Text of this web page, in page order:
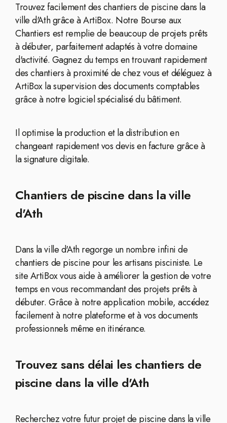
Trouvez facilement des chantiers de piscine dans la
ville d'Ath grâce à ArtiBox. Notre Bourse aux
Chantiers est remplie de beaucoup de projets prêts
à débuter, parfaitement adaptés à votre domaine
d'activité. Gagnez du temps en trouvant rapidement
des chantiers à proximité de chez vous et déléguez à
ArtiBox la supervision des documents comptables
grâce à notre logiciel spécialisé du bâtiment.
Il optimise la production et la distribution en
changeant rapidement vos devis en facture grâce à
la signature digitale.
Chantiers de piscine dans la ville
d'Ath
Dans la ville d'Ath regorge un nombre infini de
chantiers de piscine pour les artisans pisciniste. Le
site ArtiBox vous aide à améliorer la gestion de votre
temps en vous recommandant des projets prêts à
débuter. Grâce à notre application mobile, accédez
facilement à notre plateforme et à vos documents
professionnels même en itinérance.
Trouvez sans délai les chantiers de
piscine dans la ville d'Ath
Recherchez votre futur projet de piscine dans la ville